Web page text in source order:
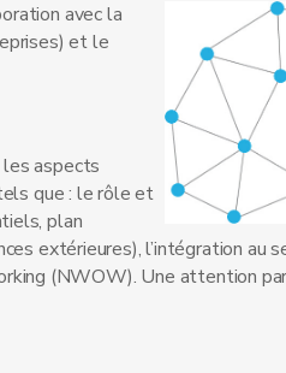
avec la
et le
aspects
que : le rôle et
plan
extérieures), l’intégration au
(NWOW). Une attention